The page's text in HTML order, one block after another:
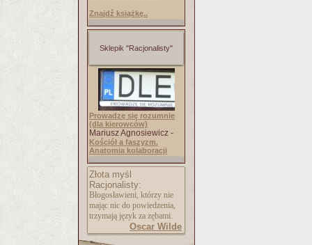
Znajdź książkę..
Sklepik "Racjonalisty"
Prowadzę się rozumnie
(dla kierowców)
Mariusz Agnosiewicz -
Kościół a faszyzm.
Anatomia kolaboracji
Złota myśl
Racjonalisty:
Błogosławieni, którzy nie
mając nic do powiedzenia,
trzymają język za zębami.
Oscar Wilde